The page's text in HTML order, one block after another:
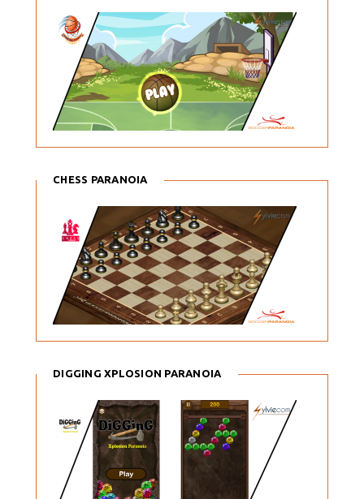
CHESS PARANOIA
DIGGING XPLOSION PARANOIA